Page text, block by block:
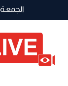
الجمعـة 2026/08/07 09:50